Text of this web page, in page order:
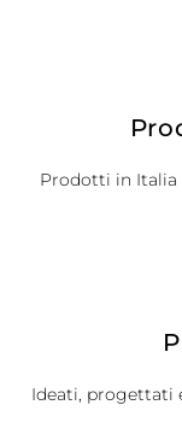
Prodotti in Italia
Ideati, progettati